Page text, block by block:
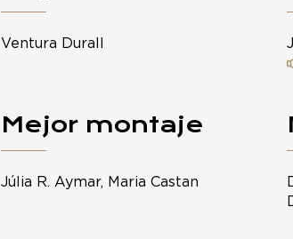
Ventura Durall
Mejor montaje
Júlia R. Aymar, Maria Castan